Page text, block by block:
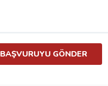
BAŞVURUYU GÖNDER